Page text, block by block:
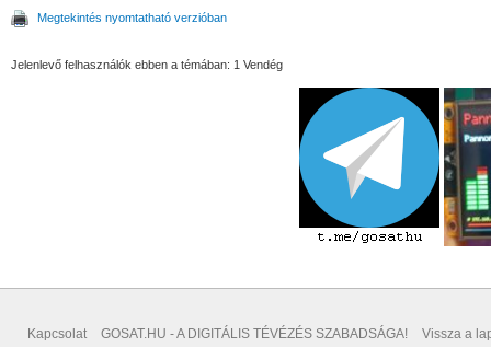
Megtekintés nyomtatható verzióban
Jelenlevő felhasználók ebben a témában: 1 Vendég
Kapcsolat GOSAT.HU - A DIGITÁLIS TÉVÉZÉS SZABADSÁGA! Vissza a